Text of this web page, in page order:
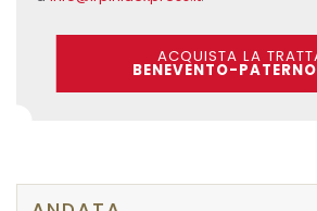
ACQUISTA LA
BENEVENTO-